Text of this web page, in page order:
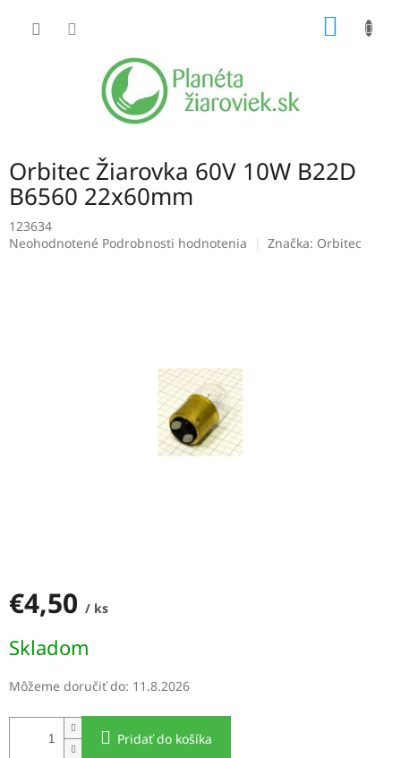
Orbitec Žiarovka 60V 10W B22D
B6560 22x60mm
123634
Priemerné
Neohodnotené Podrobnosti hodnotenia Značka: Orbitec
€4,50 / ks
cena:
Skladom
Môžeme doručiť do: 11.8.2026
Pridať do košíka